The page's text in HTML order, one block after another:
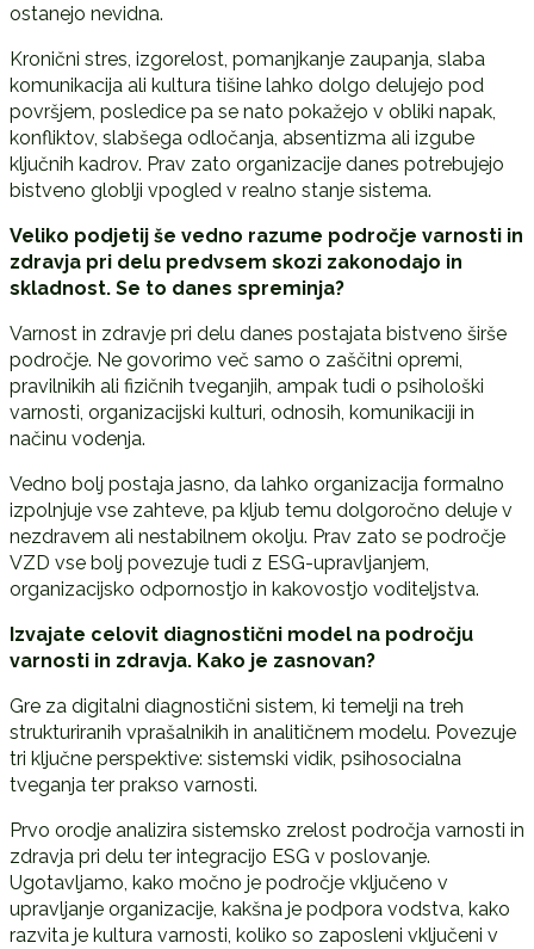
ostanejo nevidna.
Kronični stres, izgorelost, pomanjkanje zaupanja, slaba
komunikacija ali kultura tišine lahko dolgo delujejo pod
površjem, posledice pa se nato pokažejo v obliki napak,
konfliktov, slabšega odločanja, absentizma ali izgube
ključnih kadrov. Prav zato organizacije danes potrebujejo
bistveno globlji vpogled v realno stanje sistema.
Veliko podjetij še vedno razume področje varnosti in
zdravja pri delu predvsem skozi zakonodajo in
skladnost. Se to danes spreminja?
Varnost in zdravje pri delu danes postajata bistveno širše
področje. Ne govorimo več samo o zaščitni opremi,
pravilnikih ali fizičnih tveganjih, ampak tudi o psihološki
varnosti, organizacijski kulturi, odnosih, komunikaciji in
načinu vodenja.
Vedno bolj postaja jasno, da lahko organizacija formalno
izpolnjuje vse zahteve, pa kljub temu dolgoročno deluje v
nezdravem ali nestabilnem okolju. Prav zato se področje
VZD vse bolj povezuje tudi z ESG-upravljanjem,
organizacijsko odpornostjo in kakovostjo voditeljstva.
Izvajate celovit diagnostični model na področju
varnosti in zdravja. Kako je zasnovan?
Gre za digitalni diagnostični sistem, ki temelji na treh
strukturiranih vprašalnikih in analitičnem modelu. Povezuje
tri ključne perspektive: sistemski vidik, psihosocialna
tveganja ter prakso varnosti.
Prvo orodje analizira sistemsko zrelost področja varnosti in
zdravja pri delu ter integracijo ESG v poslovanje.
Ugotavljamo, kako močno je področje vključeno v
upravljanje organizacije, kakšna je podpora vodstva, kako
razvita je kultura varnosti, koliko so zaposleni vključeni v